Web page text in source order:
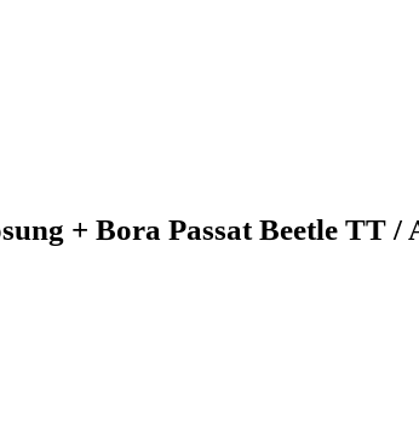
+ Bora Passat Beetle TT /